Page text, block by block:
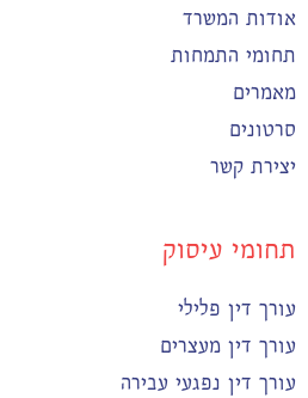
אודות המשרד
תחומי התמחות
מאמרים
סרטונים
יצירת קשר
תחומי עיסוק
עורך דין פלילי
עורך דין מעצרים
עורך דין נפגעי עבירה